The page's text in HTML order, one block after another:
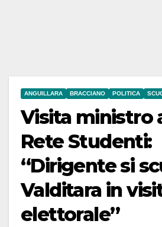
ANGUILLARA BRACCIANO POLITICA
Visita ministro
Rete Studenti:
“Dirigente si
Valditara in
elettorale”